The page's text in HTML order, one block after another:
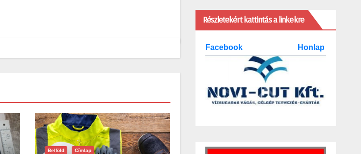
Belföld Címlap
Részletekért kattintás a linkekre
Facebook Honlap